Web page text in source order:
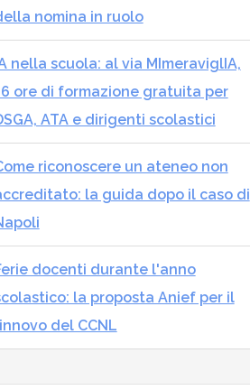
nomina in ruolo
nella scuola: al via MImeraviglIA,
ore di formazione gratuita per
ATA e dirigenti scolastici
riconoscere un ateneo non
la guida dopo il caso di
docenti durante l'anno
la proposta Anief per il
del CCNL